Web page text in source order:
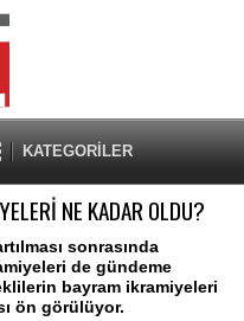
KATEGORİLER
NE KADAR OLDU?
sonrasında
de gündeme
bayram ikramiyeleri
ön görülüyor.